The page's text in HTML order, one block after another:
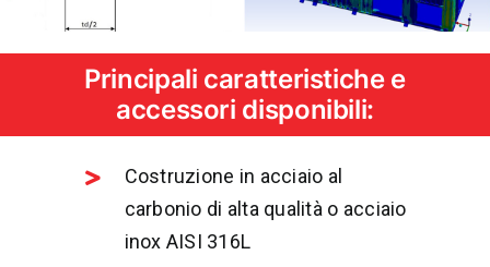
Principali caratteristiche e
accessori disponibili:
Costruzione in acciaio al
carbonio di alta qualità o acciaio
inox AISI 316L